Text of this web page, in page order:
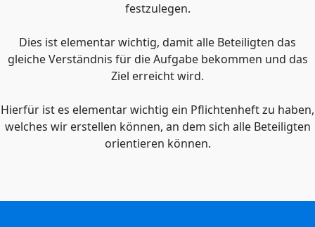
festzulegen.
Dies ist elementar wichtig, damit alle Beteiligten das
gleiche Verständnis für die Aufgabe bekommen und das
Ziel erreicht wird.
Hierfür ist es elementar wichtig ein Pflichtenheft zu haben,
welches wir erstellen können, an dem sich alle Beteiligten
orientieren können.